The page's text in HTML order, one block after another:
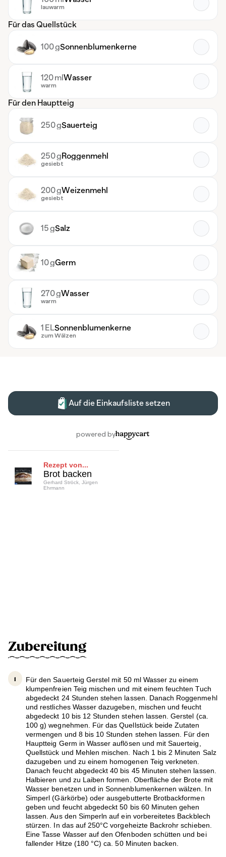
Rezept von...
Brot backen
Gerhard Ströck, Jürgen
Ehrmann
Zubereitung
Für den Sauerteig Gerstel mit 50 ml Wasser zu einem
klumpenfreien Teig mischen und mit einem feuchten Tuch
abgedeckt 24 Stunden stehen lassen. Danach Roggenmehl
und restliches Wasser dazugeben, mischen und feucht
abgedeckt 10 bis 12 Stunden stehen lassen. Gerstel (ca.
100 g) wegnehmen. Für das Quellstück beide Zutaten
vermengen und 8 bis 10 Stunden stehen lassen. Für den
Hauptteig Germ in Wasser auflösen und mit Sauerteig,
Quellstück und Mehlen mischen. Nach 1 bis 2 Minuten Salz
dazugeben und zu einem homogenen Teig verkneten.
Danach feucht abgedeckt 40 bis 45 Minuten stehen lassen.
Halbieren und zu Laiben formen. Oberfläche der Brote mit
Wasser benetzen und in Sonnenblumenkernen wälzen. In
Simperl (Gärkörbe) oder ausgebutterte Brotbackformen
geben und feucht abgedeckt 50 bis 60 Minuten gehen
lassen. Aus den Simperln auf ein vorbereitetes Backblech
stürzen. In das auf 250°C vorgeheizte Backrohr schieben.
Eine Tasse Wasser auf den Ofenboden schütten und bei
fallender Hitze (180 °C) ca. 50 Minuten backen.